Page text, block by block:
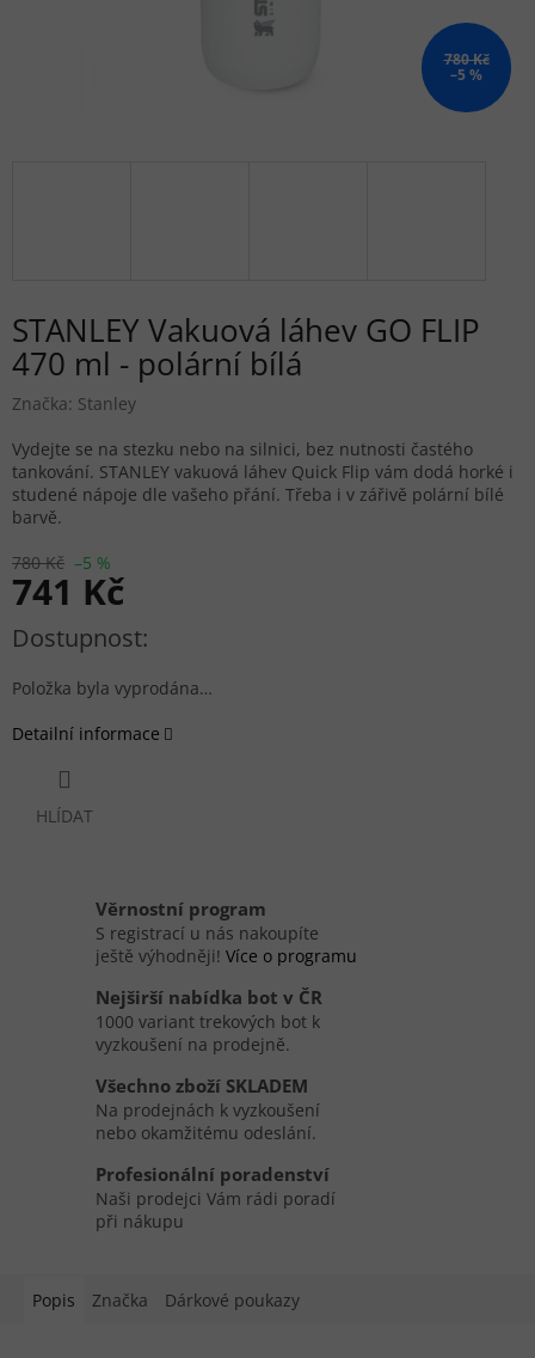
780 Kč
–5 %
STANLEY Vakuová láhev GO FLIP
470 ml - polární bílá
Značka: Stanley
780 Kč –5 %
741 Kč
Měrná cena:
Položka byla vyprodána…
Vydejte se na stezku nebo na silnici, bez nutnosti častého
tankování. STANLEY vakuová láhev Quick Flip vám dodá horké i
studené nápoje dle vašeho přání. Třeba i v zářivě polární bílé
barvě.
Detailní informace
HLÍDAT
Věrnostní program
S registrací u nás nakoupíte
ještě výhodněji! Více o programu
Nejširší nabídka bot v ČR
1000 variant trekových bot k
vyzkoušení na prodejně.
Všechno zboží SKLADEM
Na prodejnách k vyzkoušení
nebo okamžitému odeslání.
Profesionální poradenství
Naši prodejci Vám rádi poradí
při nákupu
Popis Značka Dárkové poukazy